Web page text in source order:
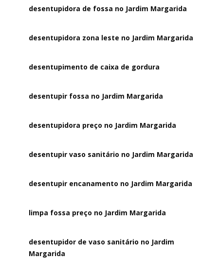
desentupidora de fossa no Jardim Margarida
desentupidora zona leste no Jardim Margarida
desentupimento de caixa de gordura
desentupir fossa no Jardim Margarida
desentupidora preço no Jardim Margarida
desentupir vaso sanitário no Jardim Margarida
desentupir encanamento no Jardim Margarida
limpa fossa preço no Jardim Margarida
desentupidor de vaso sanitário no Jardim
Margarida